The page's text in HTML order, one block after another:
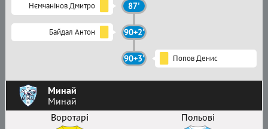
Минай
Минай
Воротарі
Польові
Нємчанінов Дмитро 87'
Байдал Антон 90+2'
90+3' Попов Денис